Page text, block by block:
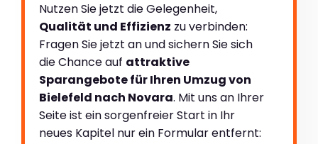
Nutzen Sie jetzt die Gelegenheit,
Qualität und Effizienz zu verbinden:
Fragen Sie jetzt an und sichern Sie sich
die Chance auf attraktive
Sparangebote für Ihren Umzug von
Bielefeld nach Novara. Mit uns an Ihrer
Seite ist ein sorgenfreier Start in Ihr
neues Kapitel nur ein Formular entfernt: